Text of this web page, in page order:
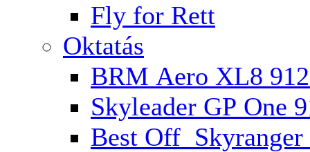
Fly for Rett
Oktatás
BRM Aero XL8
Skyleader GP One
Best Off